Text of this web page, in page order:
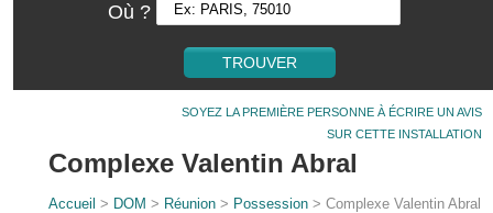
Où ?
SOYEZ LA PREMIÈRE PERSONNE À ÉCRIRE UN AVIS
SUR CETTE INSTALLATION
Complexe Valentin Abral
Accueil > DOM > Réunion > Possession > Complexe Valentin Abral